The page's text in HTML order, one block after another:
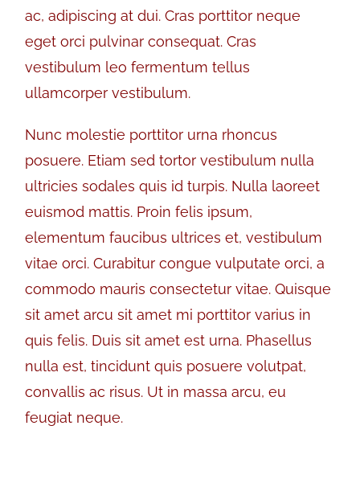
ac, adipiscing at dui. Cras porttitor neque
eget orci pulvinar consequat. Cras
vestibulum leo fermentum tellus
ullamcorper vestibulum.
Nunc molestie porttitor urna rhoncus
posuere. Etiam sed tortor vestibulum nulla
ultricies sodales quis id turpis. Nulla laoreet
euismod mattis. Proin felis ipsum,
elementum faucibus ultrices et, vestibulum
vitae orci. Curabitur congue vulputate orci, a
commodo mauris consectetur vitae. Quisque
sit amet arcu sit amet mi porttitor varius in
quis felis. Duis sit amet est urna. Phasellus
nulla est, tincidunt quis posuere volutpat,
convallis ac risus. Ut in massa arcu, eu
feugiat neque.